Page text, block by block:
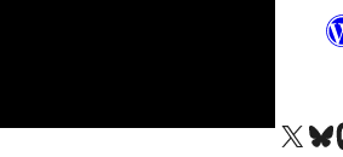
Bezoek ons XBezoek